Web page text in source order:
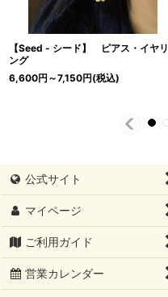
【Seed - シード】 ピアス・イヤリ
ング
6,600円 ～7,150円(税込)
公式サイト
マイページ
ご利用ガイド
営業カレンダー